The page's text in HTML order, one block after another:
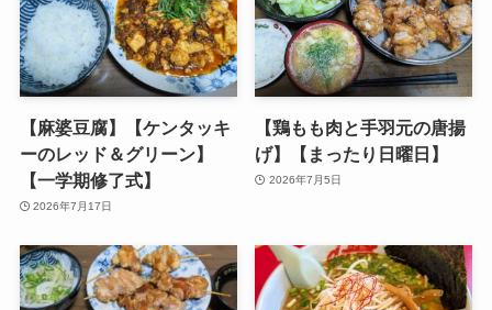
【麻婆豆腐】【ケンタッキ
ーのレッド＆グリーン】
【一学期修了式】
2026年7月17日
【鶏もも肉と手羽元の唐揚
げ】【まったり日曜日】
2026年7月5日